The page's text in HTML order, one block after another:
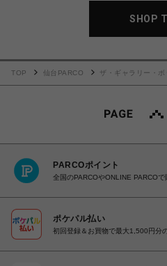
SHOP
TOP 仙台PARCO ザ・ギャラリー・ボ
PARCOポイント
全国のPARCOやONLINE PARCOで
ポケパル払い
初回登録＆お買物で最大1,500円分